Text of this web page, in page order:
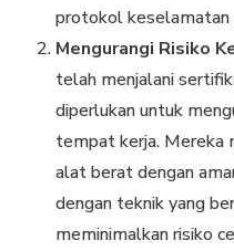
protokol keselamatan
Mengurangi Risiko
telah menjalani
diperlukan untuk
tempat kerja. Mereka
alat berat dengan
dengan teknik yang
meminimalkan risiko